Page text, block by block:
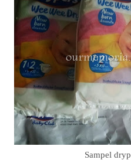
Sampel